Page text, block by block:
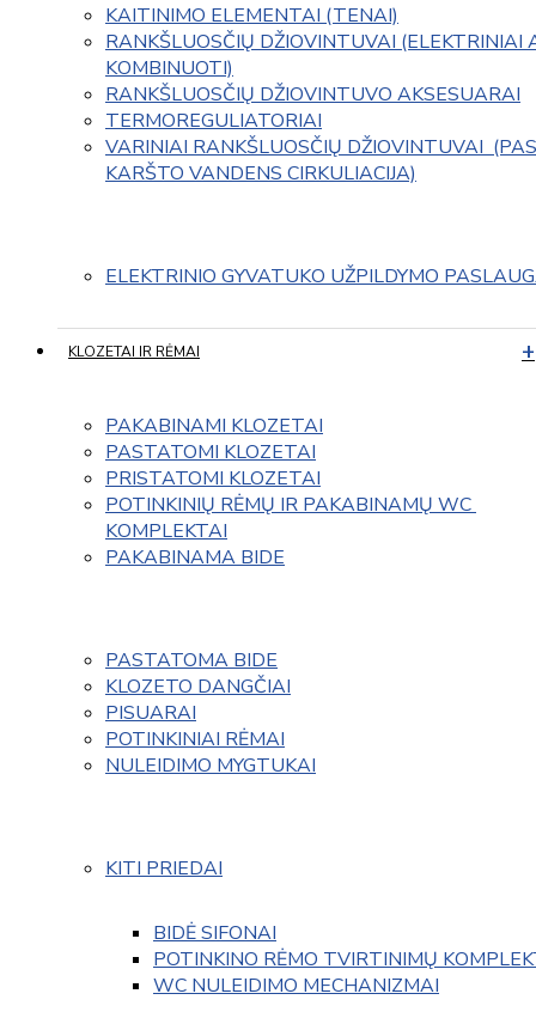
KAITINIMO ELEMENTAI (TENAI)
RANKŠLUOSČIŲ DŽIOVINTUVAI (ELEKTRINIAI
KOMBINUOTI)
RANKŠLUOSČIŲ DŽIOVINTUVO AKSESUARAI
TERMOREGULIATORIAI
VARINIAI RANKŠLUOSČIŲ DŽIOVINTUVAI
KARŠTO VANDENS CIRKULIACIJA)
ELEKTRINIO GYVATUKO UŽPILDYMO
KLOZETAI IR RĖMAI
PAKABINAMI KLOZETAI
PASTATOMI KLOZETAI
PRISTATOMI KLOZETAI
POTINKINIŲ RĖMŲ IR PAKABINAMŲ WC
KOMPLEKTAI
PAKABINAMA BIDE
PASTATOMA BIDE
KLOZETO DANGČIAI
PISUARAI
POTINKINIAI RĖMAI
NULEIDIMO MYGTUKAI
KITI PRIEDAI
BIDĖ SIFONAI
POTINKINO RĖMO TVIRTINIMŲ
WC NULEIDIMO MECHANIZMAI